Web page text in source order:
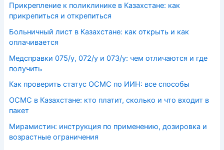
Прикрепление к поликлинике в Казахстане: как
прикрепиться и открепиться
Больничный лист в Казахстане: как открыть и как
оплачивается
Медсправки 075/у, 072/у и 073/у: чем отличаются и где
получить
Как проверить статус ОСМС по ИИН: все способы
ОСМС в Казахстане: кто платит, сколько и что входит в
пакет
Мирамистин: инструкция по применению, дозировка и
возрастные ограничения